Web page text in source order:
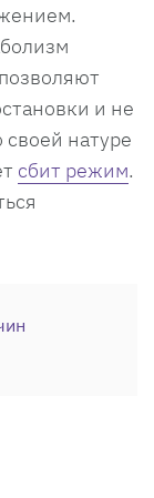
и не
своей натуре
сбит режим.